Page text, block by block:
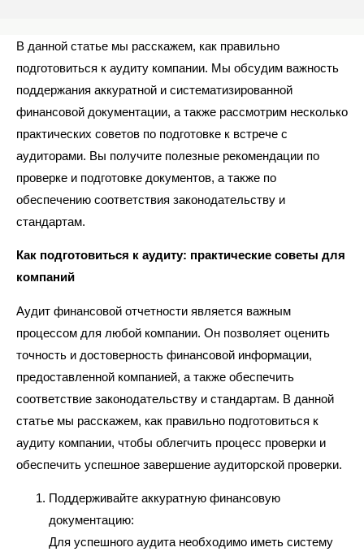
В данной статье мы расскажем, как правильно
подготовиться к аудиту компании. Мы обсудим важность
поддержания аккуратной и систематизированной
финансовой документации, а также рассмотрим несколько
практических советов по подготовке к встрече с
аудиторами. Вы получите полезные рекомендации по
проверке и подготовке документов, а также по
обеспечению соответствия законодательству и
стандартам.
Как подготовиться к аудиту: практические советы для
компаний
Аудит финансовой отчетности является важным
процессом для любой компании. Он позволяет оценить
точность и достоверность финансовой информации,
предоставленной компанией, а также обеспечить
соответствие законодательству и стандартам. В данной
статье мы расскажем, как правильно подготовиться к
аудиту компании, чтобы облегчить процесс проверки и
обеспечить успешное завершение аудиторской проверки.
Поддерживайте аккуратную финансовую
документацию:
Для успешного аудита необходимо иметь систему